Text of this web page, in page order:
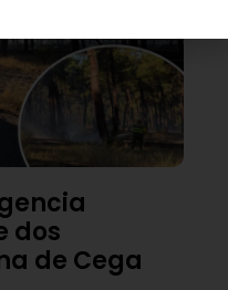
dos
de Cega